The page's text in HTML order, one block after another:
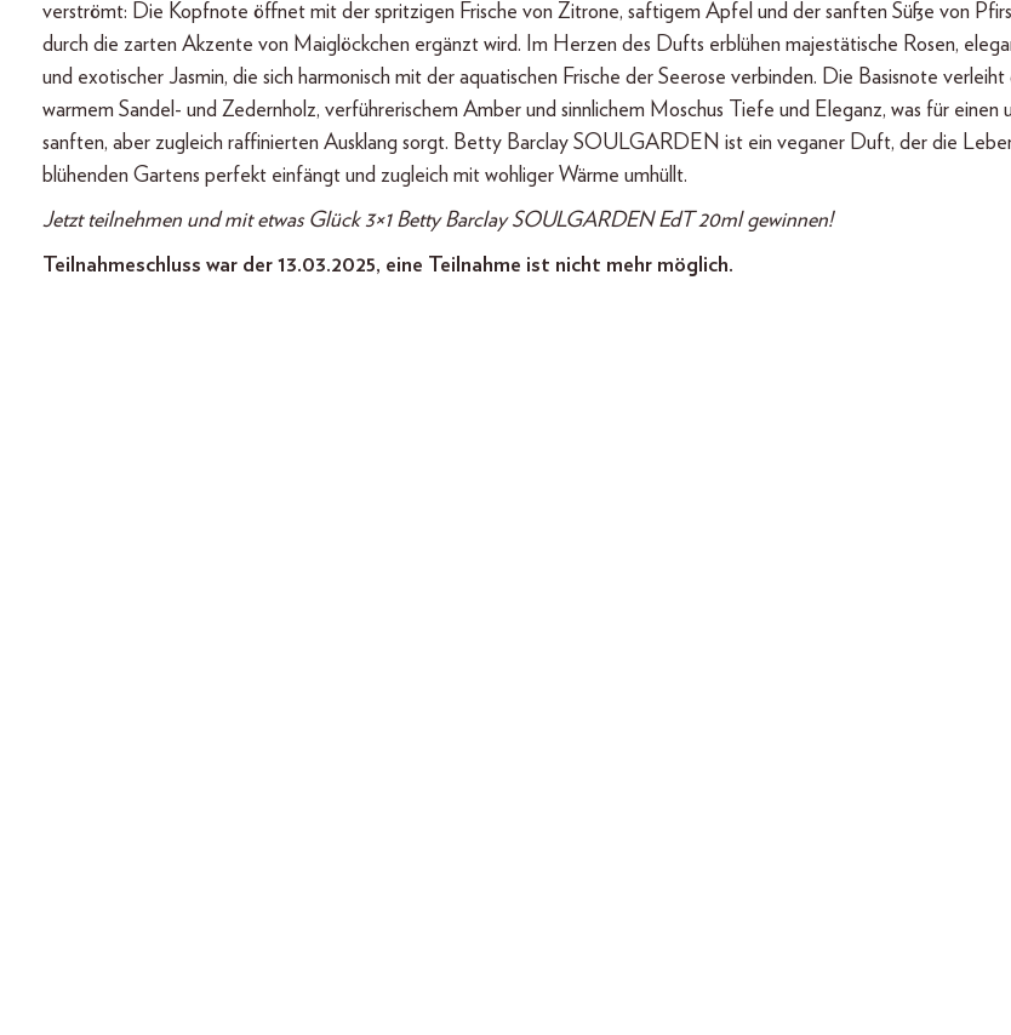
verströmt: Die Kopfnote öffnet mit der spritzigen Frische von Zitrone, saftigem Apfel und der sanften Süße von
durch die zarten Akzente von Maiglöckchen ergänzt wird. Im Herzen des Dufts erblühen majestätische Rosen,
und exotischer Jasmin, die sich harmonisch mit der aquatischen Frische der Seerose verbinden. Die Basisnote
warmem Sandel- und Zedernholz, verführerischem Amber und sinnlichem Moschus Tiefe und Eleganz, was für einen
sanften, aber zugleich raffinierten Ausklang sorgt. Betty Barclay SOULGARDEN ist ein veganer Duft, der die
blühenden Gartens perfekt einfängt und zugleich mit wohliger Wärme umhüllt.
Jetzt teilnehmen und mit etwas Glück 3×1 Betty Barclay SOULGARDEN EdT 20ml gewinnen!
Teilnahmeschluss war der 13.03.2025, eine Teilnahme ist nicht mehr möglich.